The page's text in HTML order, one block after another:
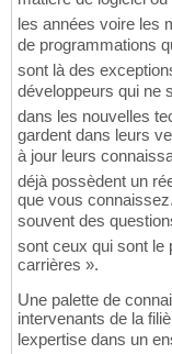
les années voire les
de programmations
sont là des
développeurs qui ne
dans les nouvelles
gardent dans leurs
à jour leurs
déjà possèdent un
que vous
souvent des
sont ceux qui sont le
carrières ».
Une palette de
intervenants de la
lexpertise dans un